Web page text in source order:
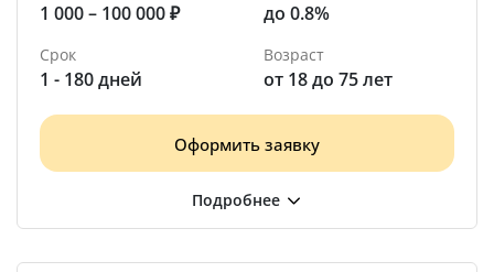
1 000 – 100 000 ₽ до 0.8%
Срок
1 - 180 дней
Возраст
от 18 до 75 лет
Оформить заявку